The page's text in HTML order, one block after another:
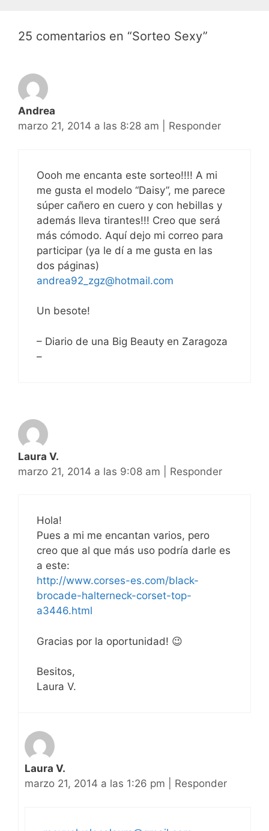
25 comentarios en “Sorteo Sexy”
Andrea
marzo 21, 2014 a las 8:28 am
Responder
Oooh me encanta este sorteo!!!! A mi
me gusta el modelo “Daisy”, me parece
súper cañero en cuero y con hebillas y
además lleva tirantes!!! Creo que será
más cómodo. Aquí dejo mi correo para
participar (ya le dí a me gusta en las
dos páginas)
andrea92_zgz@hotmail.com
Un besote!
– Diario de una Big Beauty en Zaragoza
–
Laura V.
marzo 21, 2014 a las 9:08 am
Responder
Hola!
Pues a mi me encantan varios, pero
creo que al que más uso podría darle es
a este:
http://www.corses-es.com/black-
brocade-halterneck-corset-top-
a3446.html
Gracias por la oportunidad! 😉
Besitos,
Laura V.
Laura V.
marzo 21, 2014 a las 1:26 pm
Responder